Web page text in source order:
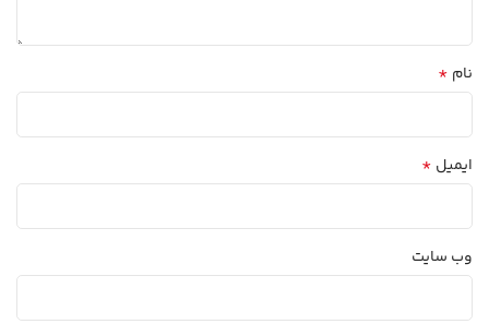
نام *
ایمیل *
وب‌ سایت